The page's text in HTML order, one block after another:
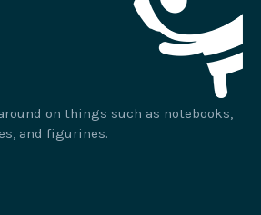
on things such as notebooks,
and figurines.